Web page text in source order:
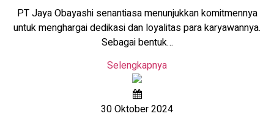
PT Jaya Obayashi senantiasa menunjukkan komitmennya
untuk menghargai dedikasi dan loyalitas para karyawannya.
Sebagai bentuk…
Selengkapnya
30 Oktober 2024